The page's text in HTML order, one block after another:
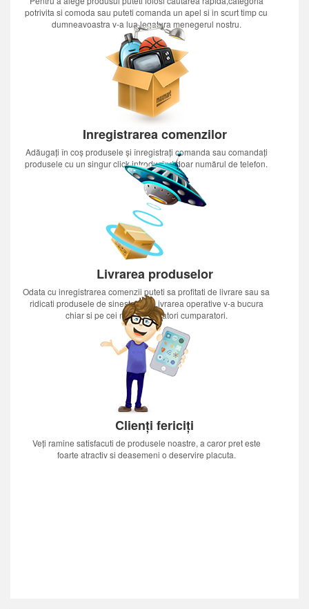
potrivita si comoda sau puteti comanda un apel si in scurt timp cu
dumneavoastra v-a lua legatura menegerul nostru.
Inregistrarea comenzilor
Adăugați în coș produsele și înregistrați comanda sau comandați
produsele cu un singur click introducînd doar numărul de telefon.
Livrarea produselor
Odata cu inregistrarea comenzii puteti sa profitati de livrare sau sa
ridicati produsele de sinestatator.Livrarea operative v-a bucura
chiar si pe cei mai nerabdatori cumparatori.
Clienți fericiți
Veți ramine satisfacuti de produsele noastre, a caror pret este
foarte atractiv si deasemeni o deservire placuta.